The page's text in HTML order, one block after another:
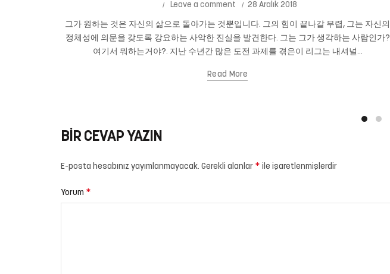
Leave a comment 28 Aralık 2018
그가 원하는 것은 자신의 삶으로 돌아가는 것뿐입니다. 그의 힘이 끝나갈 무렵, 그는 자신의
정체성에 의문을 갖도록 강요하는 사악한 진실을 발견한다. 그는 그가 생각하는 사람인가?
여기서 뭐하는거야?. 지난 수년간 많은 도전 과제를 겪은이 리그는 내셔널...
Read More
BIR CEVAP YAZIN
E-posta hesabınız yayımlanmayacak. Gerekli alanlar * ile işaretlenmişlerdir
Yorum *